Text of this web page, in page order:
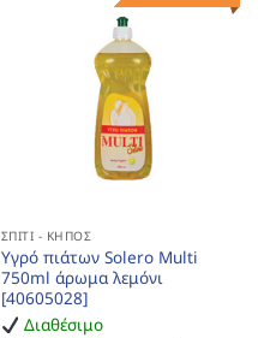
ΣΠΊΤΙ - ΚΉΠΟΣ
Υγρό πιάτων Solero Multi
750ml άρωμα λεμόνι
[40605028]
Διαθέσιμο